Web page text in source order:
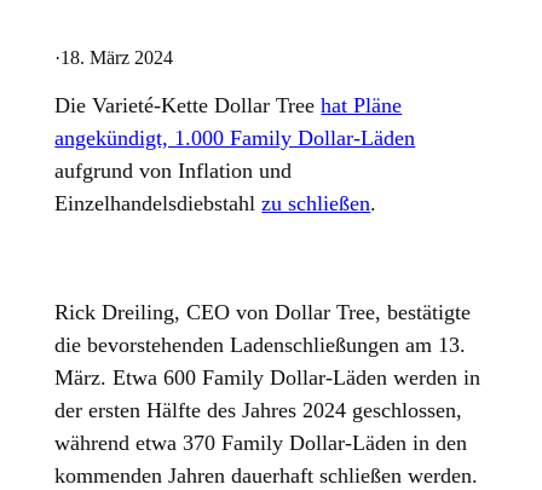
·18. März 2024
Die Varieté-Kette Dollar Treehat Pläne
angekündigt, 1.000 Family Dollar-Läden
aufgrund von Inflation und
Einzelhandelsdiebstahlzu schließen.
Rick Dreiling, CEO von Dollar Tree, bestätigte
die bevorstehenden Ladenschließungen am 13.
März. Etwa 600 Family Dollar-Läden werden in
der ersten Hälfte des Jahres 2024 geschlossen,
während etwa 370 Family Dollar-Läden in den
kommenden Jahren dauerhaft schließen werden.